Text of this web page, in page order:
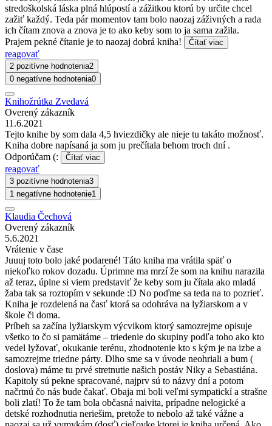
stredoškolská láska plná hlúpostí a zážitkou ktorú by určite chcel
zažiť každý. Teda pár momentov tam bolo naozaj záživných a rada
ich čítam znova a znova je to ako keby som to ja sama zažila.
Prajem pekné čítanie je to naozaj dobrá kniha!
Čítať viac
reagovať
2 pozitívne hodnotenia2
0 negatívne hodnotenia0
Knihožrútka Zvedavá
Overený zákazník
11.6.2021
Tejto knihe by som dala 4,5 hviezdičky ale nieje tu takáto možnosť.
Kniha dobre napísaná ja som ju prečítala behom troch dní .
Odporúčam (:
Čítať viac
reagovať
3 pozitívne hodnotenia3
1 negatívne hodnotenie1
Klaudia Čechová
Overený zákazník
5.6.2021
Vrátenie v čase
Juuuj toto bolo jaké podarené! Táto kniha ma vrátila späť o
niekoľko rokov dozadu. Úprimne ma mrzí že som na knihu narazila
až teraz, úplne si viem predstaviť že keby som ju čítala ako mladá
žaba tak sa roztopím v sekunde :D No poďme sa teda na to pozrieť.
Kniha je rozdelená na časť ktorá sa odohráva na lyžiarskom a v
škole či doma.
Príbeh sa začína lyžiarskym výcvikom ktorý samozrejme opisuje
všetko to čo si pamätáme – triedenie do skupiny podľa toho ako kto
vedel lyžovať, okukanie terénu, zhodnotenie kto s kým je na izbe a
samozrejme triedne párty. Dlho sme sa v úvode neohriali a bum (
doslova) máme tu prvé stretnutie našich postáv Niky a Sebastiána.
Kapitoly sú pekne spracované, najprv sú to názvy dní a potom
načrtnú čo nás bude čakať. Obaja mi boli veľmi sympatickí a strašne
boli zlatí! To že tam bola občasná naivita, prípadne nelogické a
detské rozhodnutia neriešim, pretože to nebolo až také vážne a